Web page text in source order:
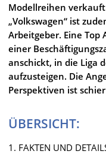
Modellreihen
„Volkswagen“ ist
Arbeitgeber. Eine Top
einer
anschickt, in die Liga
aufzusteigen. Die
Perspektiven ist
ÜBERSICHT:
1. FAKTEN UND